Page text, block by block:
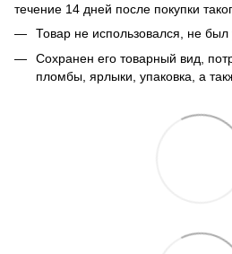
течение 14 дней после покупки
Товар не использовался, не был
Сохранен его товарный вид,
пломбы, ярлыки, упаковка, а